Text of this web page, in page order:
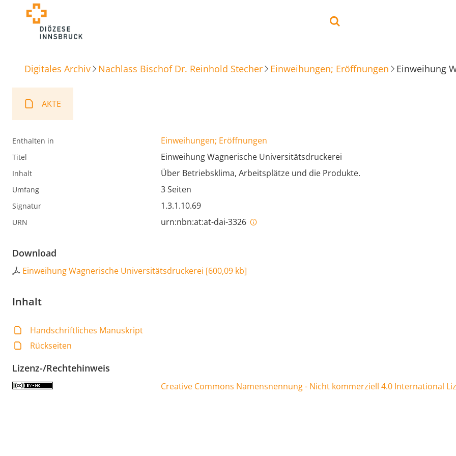
Digitales Archiv Nachlass Bischof Dr. Reinhold Stecher Einweihungen; Eröffnungen Einweihung
AKTE
Enthalten in Einweihungen; Eröffnungen
Titel Einweihung Wagnerische Universitätsdruckerei
Inhalt Über Betriebsklima, Arbeitsplätze und die Produkte.
Umfang 3 Seiten
Signatur 1.3.1.10.69
URN urn:nbn:at:at-dai-3326
Download
Einweihung Wagnerische Universitätsdruckerei [600,09 kb]
Inhalt
Handschriftliches Manuskript
Rückseiten
Lizenz-/Rechtehinweis
Creative Commons Namensnennung - Nicht kommerziell 4.0 International